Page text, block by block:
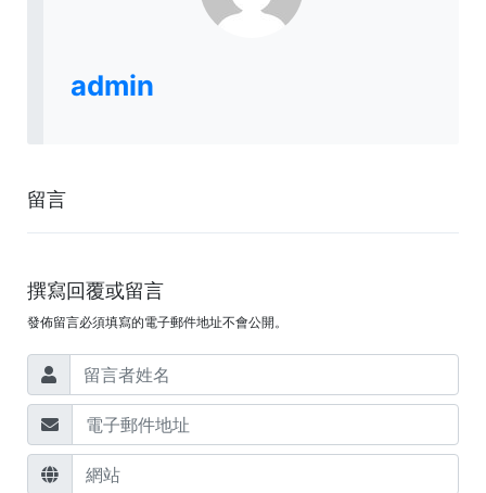
admin
留言
撰寫回覆或留言
發佈留言必須填寫的電子郵件地址不會公開。